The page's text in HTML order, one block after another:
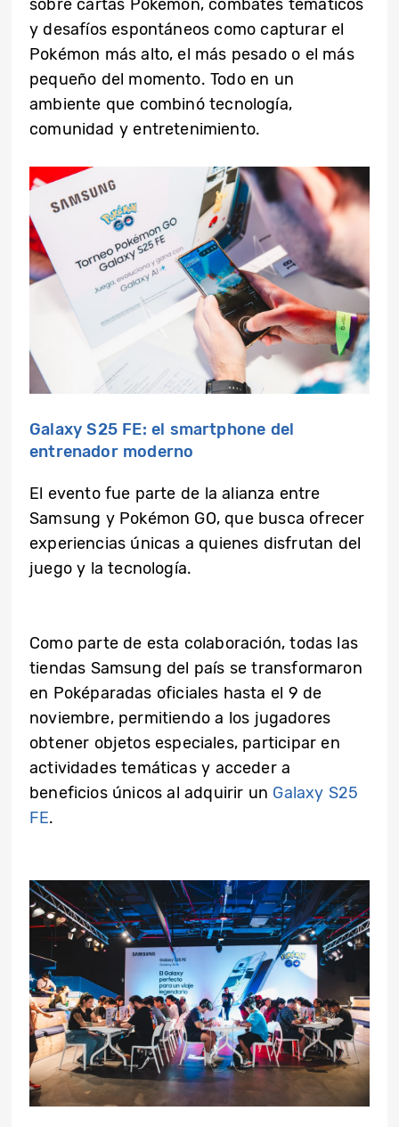
sobre cartas Pokémon, combates temáticos
y desafíos espontáneos como capturar el
Pokémon más alto, el más pesado o el más
pequeño del momento. Todo en un
ambiente que combinó tecnología,
comunidad y entretenimiento.
Galaxy S25 FE: el smartphone del
entrenador moderno
El evento fue parte de la alianza entre
Samsung y Pokémon GO, que busca ofrecer
experiencias únicas a quienes disfrutan del
juego y la tecnología.
Como parte de esta colaboración, todas las
tiendas Samsung del país se transformaron
en Poképaradas oficiales hasta el 9 de
noviembre, permitiendo a los jugadores
obtener objetos especiales, participar en
actividades temáticas y acceder a
beneficios únicos al adquirir un Galaxy S25
FE.